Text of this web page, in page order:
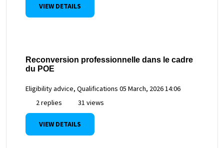
VIEW DETAILS
Reconversion professionnelle dans le cadre
du POE
Eligibility advice, Qualifications 05 March, 2026 14:06
2 replies
31 views
VIEW DETAILS